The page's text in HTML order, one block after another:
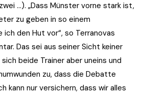
…). „Dass Münster vorne stark ist,
zu geben in so einem
den Hut vor“, so Terranovas
Das sei aus seiner Sicht keiner
beide Trainer aber uneins und
zu, dass die Debatte
kann nur versichern, dass wir alles